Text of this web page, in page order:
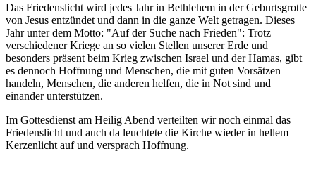
Das Friedenslicht wird jedes Jahr in Bethlehem in der Geburtsgrotte
von Jesus entzündet und dann in die ganze Welt getragen. Dieses
Jahr unter dem Motto: "Auf der Suche nach Frieden": Trotz
verschiedener Kriege an so vielen Stellen unserer Erde und
besonders präsent beim Krieg zwischen Israel und der Hamas, gibt
es dennoch Hoffnung und Menschen, die mit guten Vorsätzen
handeln, Menschen, die anderen helfen, die in Not sind und
einander unterstützen.
Im Gottesdienst am Heilig Abend verteilten wir noch einmal das
Friedenslicht und auch da leuchtete die Kirche wieder in hellem
Kerzenlicht auf und versprach Hoffnung.